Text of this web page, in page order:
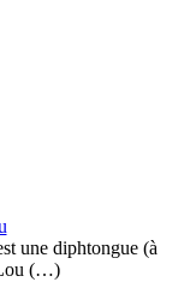
une diphtongue (à
(…)